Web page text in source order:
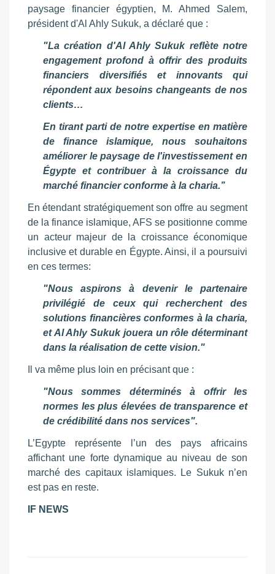
paysage financier égyptien, M. Ahmed Salem,
président d'Al Ahly Sukuk, a déclaré que :
"La création d'Al Ahly Sukuk reflète notre
engagement profond à offrir des produits
financiers diversifiés et innovants qui
répondent aux besoins changeants de nos
clients…
En tirant parti de notre expertise en matière
de finance islamique, nous souhaitons
améliorer le paysage de l'investissement en
Égypte et contribuer à la croissance du
marché financier conforme à la charia.’’
En étendant stratégiquement son offre au segment
de la finance islamique, AFS se positionne comme
un acteur majeur de la croissance économique
inclusive et durable en Égypte. Ainsi, il a poursuivi
en ces termes:
"Nous aspirons à devenir le partenaire
privilégié de ceux qui recherchent des
solutions financières conformes à la charia,
et Al Ahly Sukuk jouera un rôle déterminant
dans la réalisation de cette vision."
Il va même plus loin en précisant que :
"Nous sommes déterminés à offrir les
normes les plus élevées de transparence et
de crédibilité dans nos services".
L’Egypte représente l’un des pays africains
affichant une forte dynamique au niveau de son
marché des capitaux islamiques. Le Sukuk n’en
est pas en reste.
IF NEWS